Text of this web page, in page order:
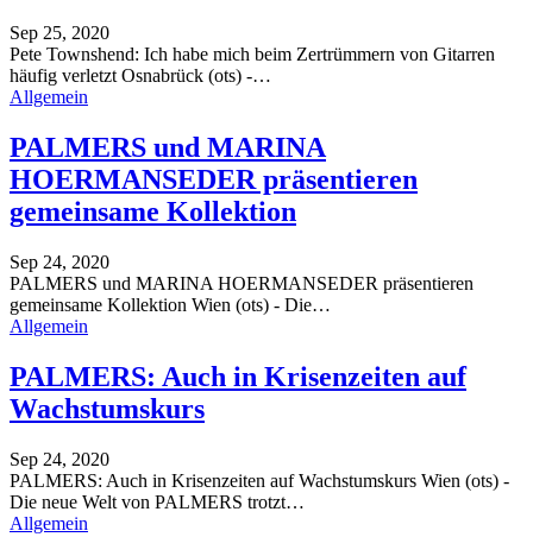
Sep 25, 2020
Pete Townshend: Ich habe mich beim Zertrümmern von Gitarren
häufig verletzt Osnabrück (ots) -…
Allgemein
PALMERS und MARINA
HOERMANSEDER präsentieren
gemeinsame Kollektion
Sep 24, 2020
PALMERS und MARINA HOERMANSEDER präsentieren
gemeinsame Kollektion Wien (ots) - Die…
Allgemein
PALMERS: Auch in Krisenzeiten auf
Wachstumskurs
Sep 24, 2020
PALMERS: Auch in Krisenzeiten auf Wachstumskurs Wien (ots) -
Die neue Welt von PALMERS trotzt…
Allgemein